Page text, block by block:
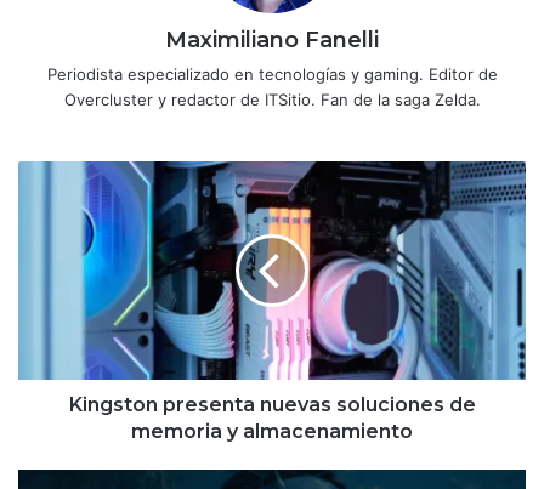
Maximiliano Fanelli
Periodista especializado en tecnologías y gaming. Editor de
Overcluster y redactor de ITSitio. Fan de la saga Zelda.
soluciones
almacenamiento
Kingston presenta nuevas soluciones de
memoria y almacenamiento